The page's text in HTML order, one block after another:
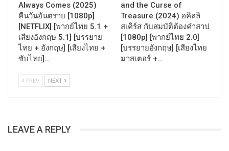
Always Comes (2025)
คืนวันอันตราย [1080p]
[NETFLIX] [พากย์ไทย 5.1 +
เสียงอังกฤษ 5.1] [บรรยาย
ไทย + อังกฤษ] [เสียงไทย +
ซับไทย]…
and the Curse of
Treasure (2024) อคิลลิ
สเคิร์ส กับสมบัติต้องคำสาป
[1080p] [พากย์ไทย 2.0]
[บรรยายอังกฤษ] [เสียงไทย
มาสเตอร์ +…
PREV NEXT
LEAVE A REPLY